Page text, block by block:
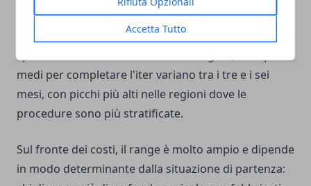
Accetta Tutto
l'ottenimento delle autorizzazioni sanitarie,
ambientali e urbanistiche necessarie in relazione alle
specifiche attività che si intende svolgere; i tempi
medi per completare l'iter variano tra i tre e i sei
mesi, con picchi più alti nelle regioni dove le
procedure sono più stratificate.
Sul fronte dei costi, il range è molto ampio e dipende
in modo determinante dalla situazione di partenza: